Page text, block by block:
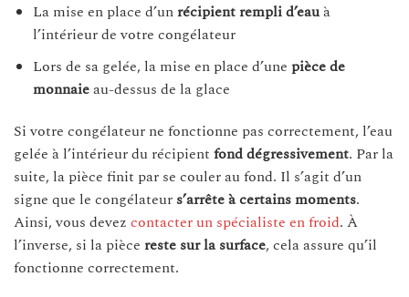
La mise en place d’unrécipient rempli d’eauà
l’intérieur de votre congélateur
Lors de sa gelée, la mise en place d’une pièce de
monnaieau-dessus de la glace
Si votre congélateur ne fonctionne pas correctement, l’eau
gelée à l’intérieur du récipient fond dégressivement. Par la
suite, la pièce finit par se couler au fond. Il s’agit d’un
signe que le congélateur s’arrête à certains moments.
Ainsi, vous devez contacter un spécialiste en froid. À
l’inverse, si la pièce reste sur la surface, cela assure qu’il
fonctionne correctement.